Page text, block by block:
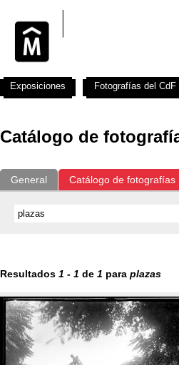
Catálogo de
General Catálogo de fotografías
Resultados 1 - 1 de 1 para plazas
Exposiciones Fotografías del CdF